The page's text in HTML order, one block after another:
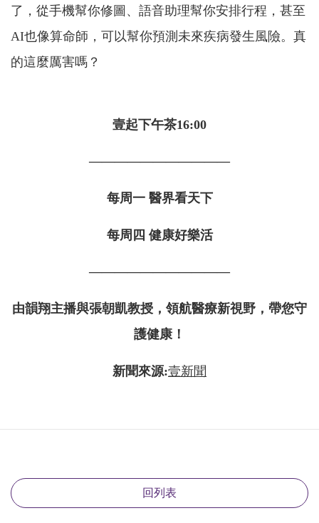
了，從手機幫你修圖、語音助理幫你安排行程，甚至
AI也像算命師，可以幫你預測未來疾病發生風險。真
的這麼厲害嗎？
壹起下午茶16:00
———————————
每周一 醫界看天下
每周四 健康好樂活
———————————
由韻翔主播與張朝凱教授，領航醫療新視野，帶您守
護健康！
新聞來源:壹新聞
回列表